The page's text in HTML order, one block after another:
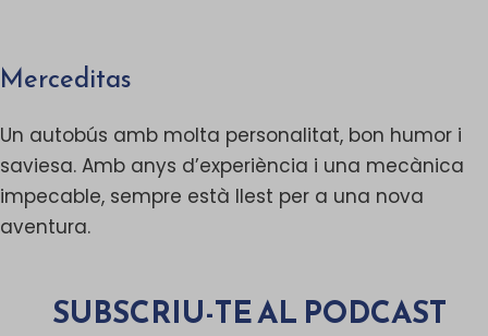
Merceditas
Un autobús amb molta personalitat, bon humor i
saviesa. Amb anys d’experiència i una mecànica
impecable, sempre està llest per a una nova
aventura.
SUBSCRIU-TE AL PODCAST